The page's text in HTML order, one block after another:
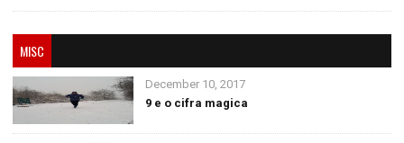
MISC
December 10, 2017
9 e o cifra magica